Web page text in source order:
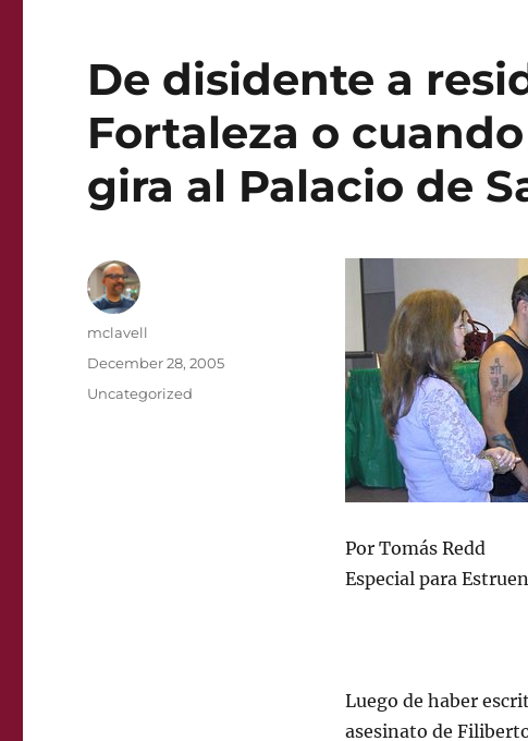
De disidente a
Fortaleza o
gira al Palacio de
Por Tomás Redd
Especial para
Luego de haber
asesinato de
Author
mclavell
Posted
December 28, 2005
Categories
Uncategorized